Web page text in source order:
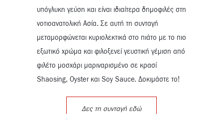
υπόγλυκη γεύση και είναι ιδιαίτερα δημοφιλές στη
νοτιοανατολική Ασία. Σε αυτή τη συνταγή
μεταμορφώνεται κυριολεκτικά στο πιάτο με το πιο
εξωτικό χρώμα και φιλοξενεί γευστική γέμιση από
φιλέτο μοσχάρι μαριναρισμένο σε κρασί
Shaosing, Oyster και Soy Sauce. Δοκιμάστε το!
Δες τη συνταγή εδώ